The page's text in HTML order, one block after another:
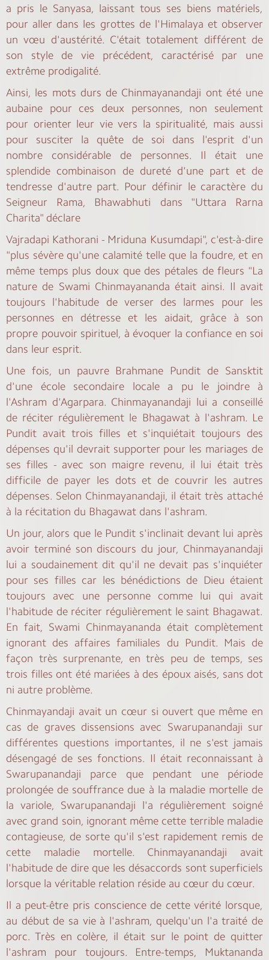
a pris le Sanyasa, laissant tous ses biens matériels,
pour aller dans les grottes de l'Himalaya et observer
un vœu d'austérité. C'était totalement différent de
son style de vie précédent, caractérisé par une
extrême prodigalité.
Ainsi, les mots durs de Chinmayanandaji ont été une
aubaine pour ces deux personnes, non seulement
pour orienter leur vie vers la spiritualité, mais aussi
pour susciter la quête de soi dans l'esprit d'un
nombre considérable de personnes. Il était une
splendide combinaison de dureté d'une part et de
tendresse d'autre part. Pour définir le caractère du
Seigneur Rama, Bhawabhuti dans "Uttara Rarna
Charita" déclare
Vajradapi Kathorani - Mriduna Kusumdapi", c'est-à-dire
"plus sévère qu'une calamité telle que la foudre, et en
même temps plus doux que des pétales de fleurs "La
nature de Swami Chinmayananda était ainsi. Il avait
toujours l'habitude de verser des larmes pour les
personnes en détresse et les aidait, grâce à son
propre pouvoir spirituel, à évoquer la confiance en soi
dans leur esprit.
Une fois, un pauvre Brahmane Pundit de Sansktit
d'une école secondaire locale a pu le joindre à
l'Ashram d'Agarpara. Chinmayanandaji lui a conseillé
de réciter régulièrement le Bhagawat à l'ashram. Le
Pundit avait trois filles et s'inquiétait toujours des
dépenses qu'il devrait supporter pour les mariages de
ses filles - avec son maigre revenu, il lui était très
difficile de payer les dots et de couvrir les autres
dépenses. Selon Chinmayanandaji, il était très attaché
à la récitation du Bhagawat dans l'ashram.
Un jour, alors que le Pundit s'inclinait devant lui après
avoir terminé son discours du jour, Chinmayanandaji
lui a soudainement dit qu'il ne devait pas s'inquiéter
pour ses filles car les bénédictions de Dieu étaient
toujours avec une personne comme lui qui avait
l'habitude de réciter régulièrement le saint Bhagawat.
En fait, Swami Chinmayananda était complètement
ignorant des affaires familiales du Pundit. Mais de
façon très surprenante, en très peu de temps, ses
trois filles ont été mariées à des époux aisés, sans dot
ni autre problème.
Chinmayandaji avait un cœur si ouvert que même en
cas de graves dissensions avec Swarupanandaji sur
différentes questions importantes, il ne s'est jamais
désengagé de ses fonctions. Il était reconnaissant à
Swarupanandaji parce que pendant une période
prolongée de souffrance due à la maladie mortelle de
la variole, Swarupanandaji l'a régulièrement soigné
avec grand soin, ignorant même cette terrible maladie
contagieuse, de sorte qu'il s'est rapidement remis de
cette maladie mortelle. Chinmayanandaji avait
l'habitude de dire que les désaccords sont superficiels
lorsque la véritable relation réside au cœur du cœur.
Il a peut-être pris conscience de cette vérité lorsque,
au début de sa vie à l'ashram, quelqu'un l'a traité de
porc. Très en colère, il était sur le point de quitter
l'ashram pour toujours. Entre-temps, Muktananda